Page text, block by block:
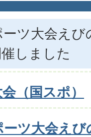
ツ大会えび
しました
（国スポ）
ツ大会えび